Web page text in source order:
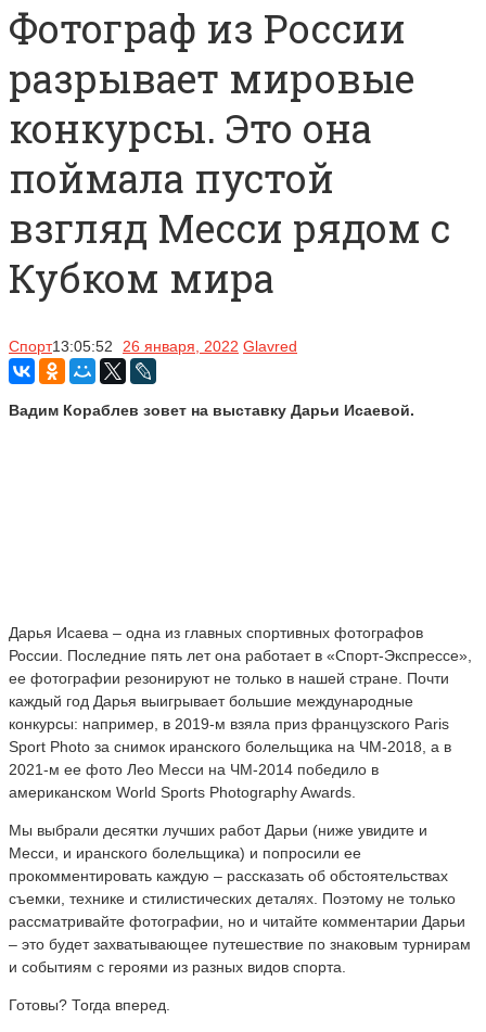
Фотограф из России
разрывает мировые
конкурсы. Это она
поймала пустой
взгляд Месси рядом с
Кубком мира
Спорт13:05:52 26 января, 2022 Glavred
Вадим Кораблев зовет на выставку Дарьи Исаевой.
Дарья Исаева – одна из главных спортивных фотографов
России. Последние пять лет она работает в «Спорт-Экспрессе»,
ее фотографии резонируют не только в нашей стране. Почти
каждый год Дарья выигрывает большие международные
конкурсы: например, в 2019-м взяла приз французского Paris
Sport Photo за снимок иранского болельщика на ЧМ-2018, а в
2021-м ее фото Лео Месси на ЧМ-2014 победило в
американском World Sports Photography Awards.
Мы выбрали десятки лучших работ Дарьи (ниже увидите и
Месси, и иранского болельщика) и попросили ее
прокомментировать каждую – рассказать об обстоятельствах
съемки, технике и стилистических деталях. Поэтому не только
рассматривайте фотографии, но и читайте комментарии Дарьи
– это будет захватывающее путешествие по знаковым турнирам
и событиям с героями из разных видов спорта.
Готовы? Тогда вперед.